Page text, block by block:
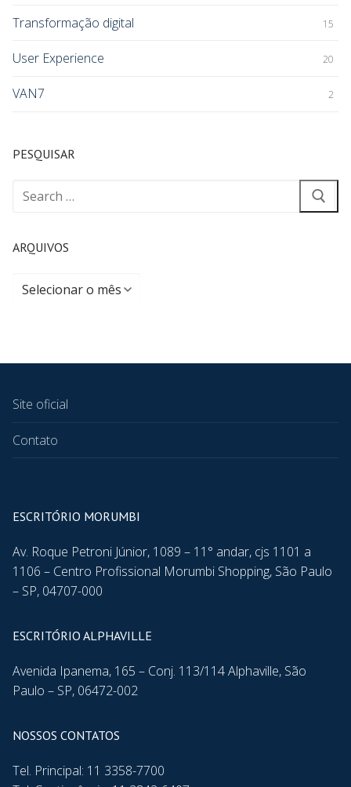
Transformação digital 15
User Experience 20
VAN7 2
PESQUISAR
ARQUIVOS
Site oficial
Contato
ESCRITÓRIO MORUMBI
Av. Roque Petroni Júnior, 1089 – 11° andar, cjs 1101 a
1106 – Centro Profissional Morumbi Shopping, São Paulo
– SP, 04707-000
ESCRITÓRIO ALPHAVILLE
Avenida Ipanema, 165 – Conj. 113/114 Alphaville, São
Paulo – SP, 06472-002
NOSSOS CONTATOS
Tel. Principal: 11 3358-7700